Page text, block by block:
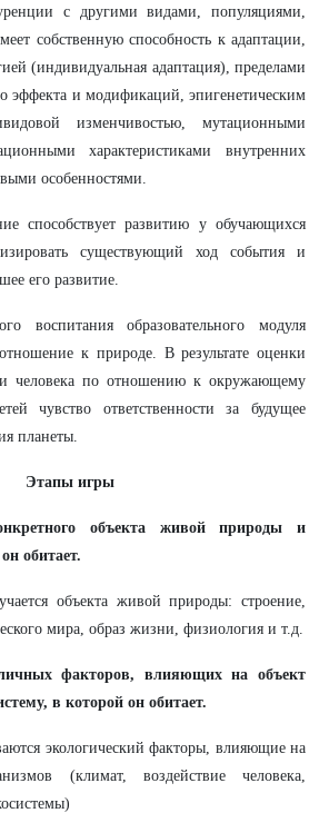
с другими видами, популяциями,
собственную способность к адаптации,
(индивидуальная адаптация), пределами
эффекта и модификаций, эпигенетическим
изменчивостью, мутационными
характеристиками внутренних
особенностями.
способствует развитию у обучающихся
существующий ход события и
его развитие.
воспитания образовательного модуля
к природе. В результате оценки
человека по отношению к окружающему
чувство ответственности за будущее
планеты.
Этапы игры
объекта живой природы и
обитает.
объекта живой природы: строение,
мира, образ жизни, физиология и т.д.
факторов, влияющих на объект
в которой он обитает.
экологический факторы, влияющие на
(климат, воздействие человека,